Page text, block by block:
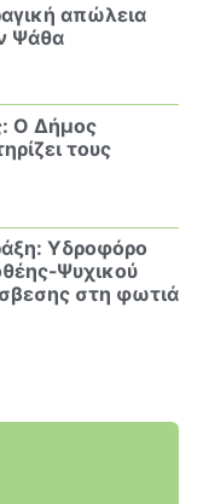
απώλεια
Ψάθα
Ο Δήμος
τους
Υδροφόρο
Ψυχικού
στη φωτιά